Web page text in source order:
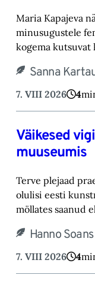
Maria Kapajeva
minusugustele
kogema kutsuvat
Sanna
7. VIII 2026 4
Väikesed
muuseumis
Terve plejaad
olulisi eesti
möllates saanud
Hanno Soans
7. VIII 2026 4